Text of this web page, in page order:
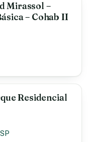
Mirassol –
– Cohab II
Residencial
SP